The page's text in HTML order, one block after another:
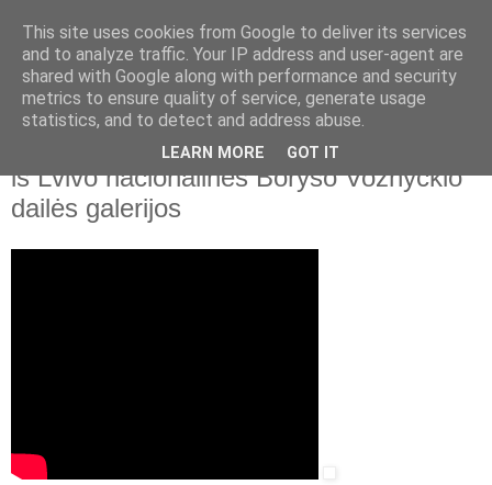
2023 m. vasario 21 d., antradienis
Bernardinai.lt. Europos tapybos šedevrai
iš Lvivo nacionalinės Boryso Voznyckio
dailės galerijos
This site uses cookies from Google to deliver its services
and to analyze traffic. Your IP address and user-agent are
shared with Google along with performance and security
metrics to ensure quality of service, generate usage
statistics, and to detect and address abuse.
LEARN MORE GOT IT